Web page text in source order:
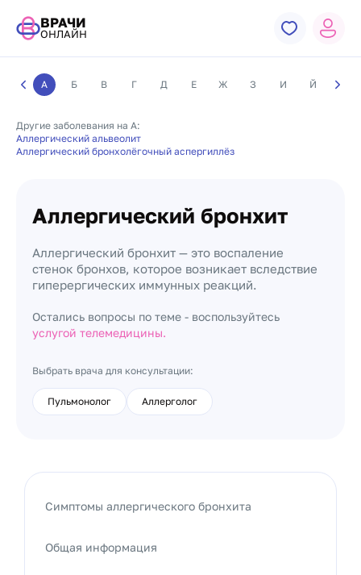
ВРАЧИ
ОНЛАЙН
А Б В Г Д Е Ж З И Й К
Другие заболевания на А:
Аллергический альвеолит
Аллергический бронхолёгочный аспергиллёз
Аллергический бронхит
Аллергический бронхит — это воспаление
стенок бронхов, которое возникает вследствие
гиперергических иммунных реакций.
Остались вопросы по теме - воспользуйтесь
услугой телемедицины.
Выбрать врача для консультации:
Пульмонолог Аллерголог
Симптомы аллергического бронхита
Общая информация